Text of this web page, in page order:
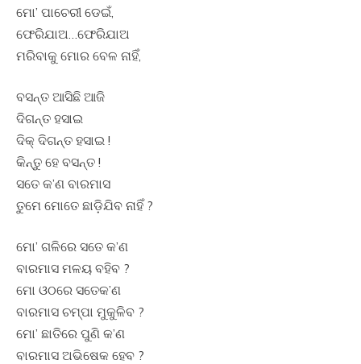
ମୋ’ ପାଚେରୀ ଡେଇଁ,
ଫେରିଯାଅ…ଫେରିଯାଅ
ମରିବାକୁ ମୋର ବେଳ ନାହିଁ,
ବସନ୍ତ ଆସିଛି ଆଜି
ଦିଗନ୍ତ ହସାଇ
ଦିକ୍ ଦିଗନ୍ତ ହସାଇ !
କିନ୍ତୁ ହେ ବସନ୍ତ !
ସତେ କ’ଣ ବାରମାସ
ତୁମେ ମୋତେ ଛାଡ଼ିଯିବ ନାହିଁ ?
ମୋ’ ଗଳିରେ ସତେ କ’ଣ
ବାରମାସ ମଳୟ ବହିବ ?
ମୋ ଓଠରେ ସତେକ’ଣ
ବାରମାସ ଚମ୍ପା ମୁକୁଳିବ ?
ମୋ’ ଛାତିରେ ପୁଣି କ’ଣ
ବାରମାସ ଅଭିଷେକ ହେବ ?